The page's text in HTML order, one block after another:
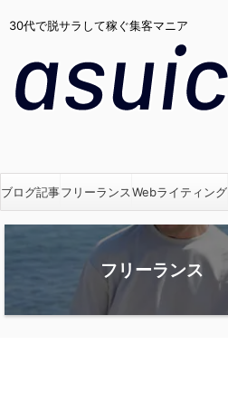
30代で脱サラして稼ぐ集客マニア
ブログ記事フリーランスWebライティング
フリーランス